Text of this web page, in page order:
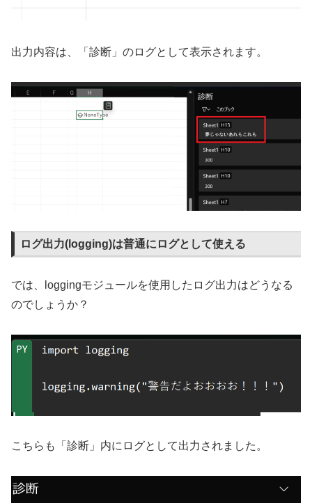
出力内容は、「診断」のログとして表示されます。
ログ出力(logging)は普通にログとして使える
では、loggingモジュールを使用したログ出力はどうなる
のでしょうか？
こちらも「診断」内にログとして出力されました。